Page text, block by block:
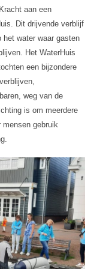
aan een
Dit drijvende verblijf
water waar gasten
Het WaterHuis
een bijzondere
weg van de
is om meerdere
gebruik